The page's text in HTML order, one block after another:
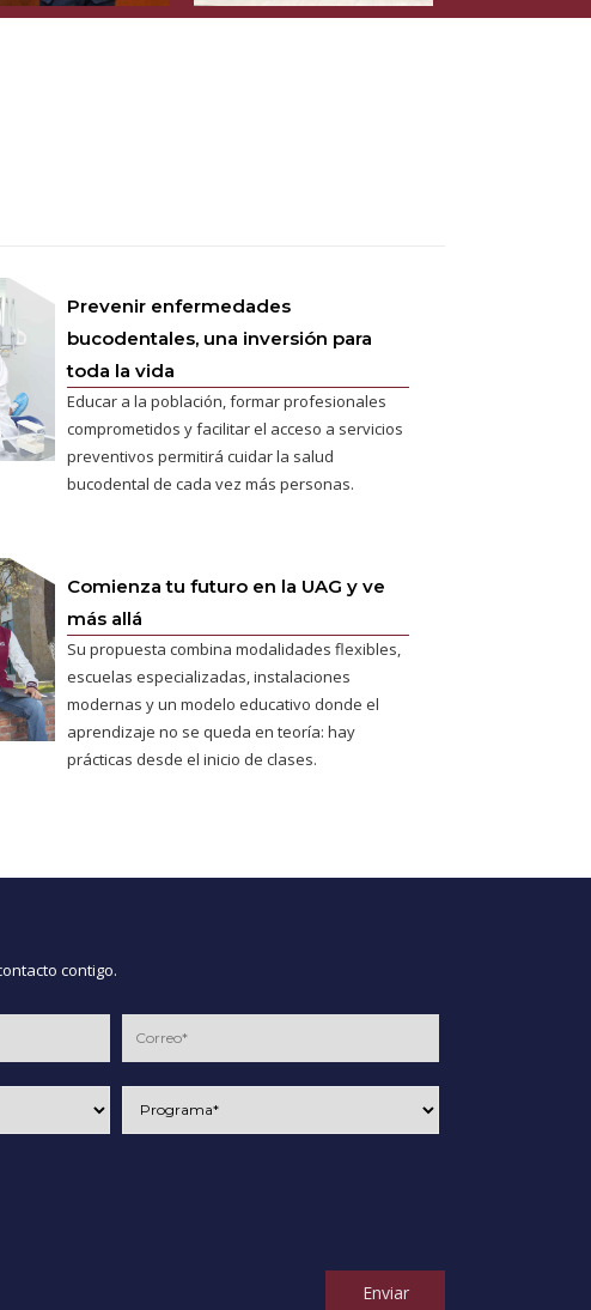
Prevenir enfermedades
bucodentales, una inversión para
toda la vida
Educar a la población, formar profesionales
comprometidos y facilitar el acceso a servicios
preventivos permitirá cuidar la salud
bucodental de cada vez más personas.
Comienza tu futuro en la UAG y ve
más allá
Su propuesta combina modalidades flexibles,
escuelas especializadas, instalaciones
modernas y un modelo educativo donde el
aprendizaje no se queda en teoría: hay
prácticas desde el inicio de clases.
contigo.
Enviar